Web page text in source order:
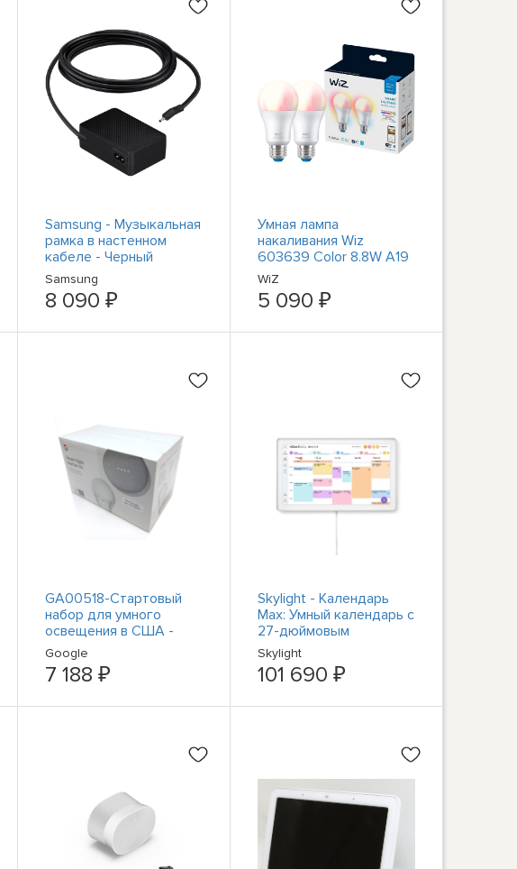
Samsung - Музыкальная
рамка в настенном
кабеле - Черный
Samsung
8 090 ₽
Умная лампа
накаливания Wiz
603639 Color 8.8W A19
E26 WiFi из 2-х
комплектов
WiZ
5 090 ₽
GA00518-Стартовый
набор для умного
освещения в США -
Wht/chalk Gry
Google
7 188 ₽
Skylight - Календарь
Max: Умный календарь с
27-дюймовым
сенсорным экраном и
семейный органайзер...
Skylight
101 690 ₽